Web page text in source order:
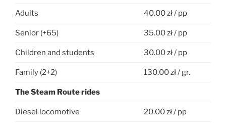
Adults 40.00 zł / pp
Senior (+65) 35.00 zł / pp
Children and students 30.00 zł / pp
Family (2+2) 130.00 zł / gr.
TheSteam Routerides
Diesel locomotive 20.00 zł / pp